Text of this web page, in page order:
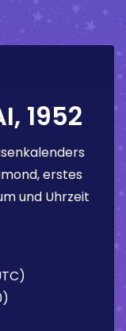
1952
erstes
und Uhrzeit